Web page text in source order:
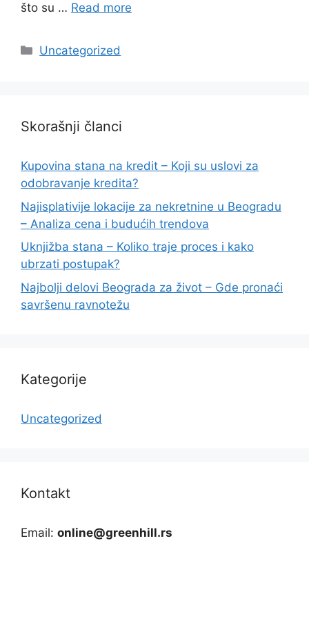
što su … Read more
Categories
Uncategorized
Skorašnji članci
Kupovina stana na kredit – Koji su uslovi za
odobravanje kredita?
Najisplativije lokacije za nekretnine u Beogradu
– Analiza cena i budućih trendova
Uknjižba stana – Koliko traje proces i kako
ubrzati postupak?
Najbolji delovi Beograda za život – Gde pronaći
savršenu ravnotežu
Kategorije
Uncategorized
Kontakt
Email: online@greenhill.rs